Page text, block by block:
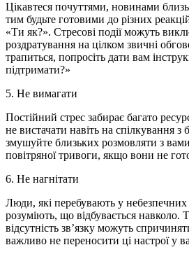
Цікавтеся почуттями, новинами
тим будьте готовими до різних
«Ти як?». Стресові події можуть
роздратування на цілком звичні
трапиться, попросіть дати вам
підтримати?»
5. Не вимагати
Постійний стрес забирає багато
не вистачати навіть на спілкування
змушуйте близьких розмовляти з
повітряної тривоги, якщо вони не
6. Не нагнітати
Люди, які перебувають у
розуміють, що відбувається навколо.
відсутність звʼязку можуть
важливо не переносити ці настрої у